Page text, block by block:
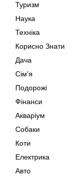
Туризм
Наука
Техніка
Корисно Знати
Дача
Сім'я
Подорожі
Фінанси
Акваріум
Собаки
Коти
Електрика
Авто